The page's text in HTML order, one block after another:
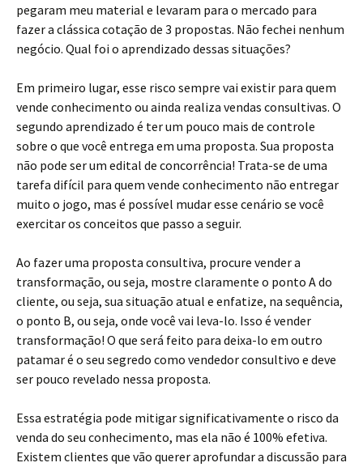
pegaram meu material e levaram para o mercado para
fazer a clássica cotação de 3 propostas. Não fechei nenhum
negócio. Qual foi o aprendizado dessas situações?
Em primeiro lugar, esse risco sempre vai existir para quem
vende conhecimento ou ainda realiza vendas consultivas. O
segundo aprendizado é ter um pouco mais de controle
sobre o que você entrega em uma proposta. Sua proposta
não pode ser um edital de concorrência! Trata-se de uma
tarefa difícil para quem vende conhecimento não entregar
muito o jogo, mas é possível mudar esse cenário se você
exercitar os conceitos que passo a seguir.
Ao fazer uma proposta consultiva, procure vender a
transformação, ou seja, mostre claramente o ponto A do
cliente, ou seja, sua situação atual e enfatize, na sequência,
o ponto B, ou seja, onde você vai leva-lo. Isso é vender
transformação! O que será feito para deixa-lo em outro
patamar é o seu segredo como vendedor consultivo e deve
ser pouco revelado nessa proposta.
Essa estratégia pode mitigar significativamente o risco da
venda do seu conhecimento, mas ela não é 100% efetiva.
Existem clientes que vão querer aprofundar a discussão para